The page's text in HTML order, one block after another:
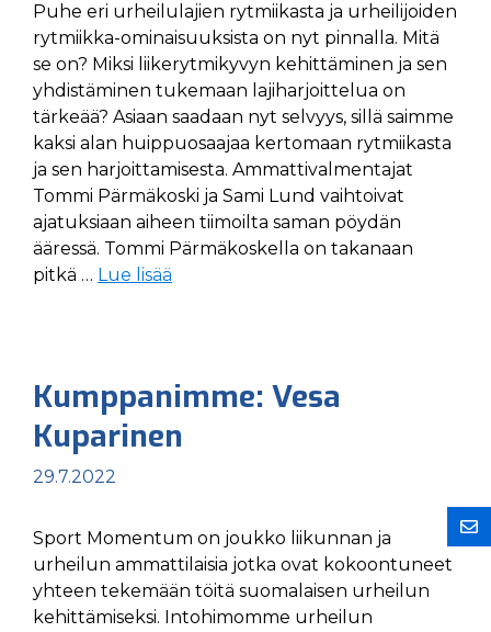
Puhe eri urheilulajien rytmiikasta ja urheilijoiden
rytmiikka-ominaisuuksista on nyt pinnalla. Mitä
se on? Miksi liikerytmikyvyn kehittäminen ja sen
yhdistäminen tukemaan lajiharjoittelua on
tärkeää? Asiaan saadaan nyt selvyys, sillä saimme
kaksi alan huippuosaajaa kertomaan rytmiikasta
ja sen harjoittamisesta. Ammattivalmentajat
Tommi Pärmäkoski ja Sami Lund vaihtoivat
ajatuksiaan aiheen tiimoilta saman pöydän
ääressä. Tommi Pärmäkoskella on takanaan
pitkä … Lue lisää
Kumppanimme: Vesa
Kuparinen
29.7.2022
Sport Momentum on joukko liikunnan ja
urheilun ammattilaisia jotka ovat kokoontuneet
yhteen tekemään töitä suomalaisen urheilun
kehittämiseksi. Intohimomme urheilun